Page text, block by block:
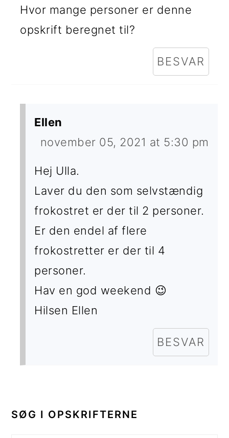
Hvor mange personer er denne
opskrift beregnet til?
BESVAR
Ellen
november 05, 2021 at 5:30 pm
Hej Ulla.
Laver du den som selvstændig
frokostret er der til 2 personer.
Er den endel af flere
frokostretter er der til 4
personer.
Hav en god weekend 😉
Hilsen Ellen
BESVAR
SIDEBAR
SØG I OPSKRIFTERNE